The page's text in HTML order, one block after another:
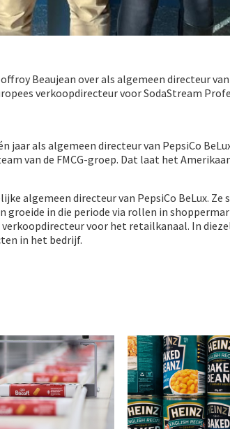
Beaujean over als algemeen directeur van
verkoopdirecteur voor SodaStream
jaar als algemeen directeur van PepsiCo
van de FMCG-groep. Dat laat het
algemeen directeur van PepsiCo BeLux.
groeide in die periode via rollen in
voor het retailkanaal. In
in het bedrijf.